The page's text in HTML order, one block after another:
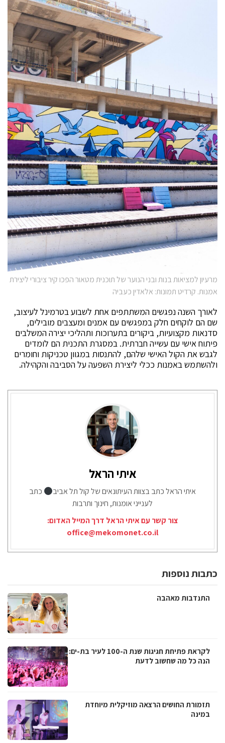
מרעיון למציאות בנות ובני הנוער של תוכנית מטאור הפכו קיר ציבורי ליצירת
אמנות. קרדיט תמונות: אלאדין כעביה
לאורך השנה נפגשים המשתתפים אחת לשבוע בטרמינל לעיצוב,
שם הם לוקחים חלק במפגשים עם אמנים ומעצבים מובילים,
סדנאות מקצועיות, ביקורים בתערוכות ותהליכי יצירה המשלבים
פיתוח אישי עם עשייה חברתית. במסגרת התכנית הם לומדים
לגבש את הקול האישי שלהם, להתנסות במגוון טכניקות וחומרים
ולהשתמש באמנות ככלי ליצירת השפעה על הסביבה והקהילה.
איתי הראל
איתי הראל כתב בצוות העיתונאים של קול תל אביב
כתב
לענייני אומנות, חינוך ותרבות
צור קשר עם איתי הראל דרך המייל האדום:
office@mekomonet.co.il
כתבות נוספות
התנדבות מאהבה
לקראת פתיחת חגיגות שנת ה-100 לעיר בת-ים:
הנה כל מה שחשוב לדעת
תזמורת החושים הרצאה מוזיקלית מיוחדת
במינה